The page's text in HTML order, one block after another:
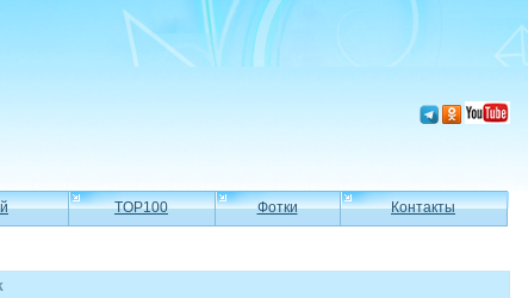
TOP100 Фотки Контакты